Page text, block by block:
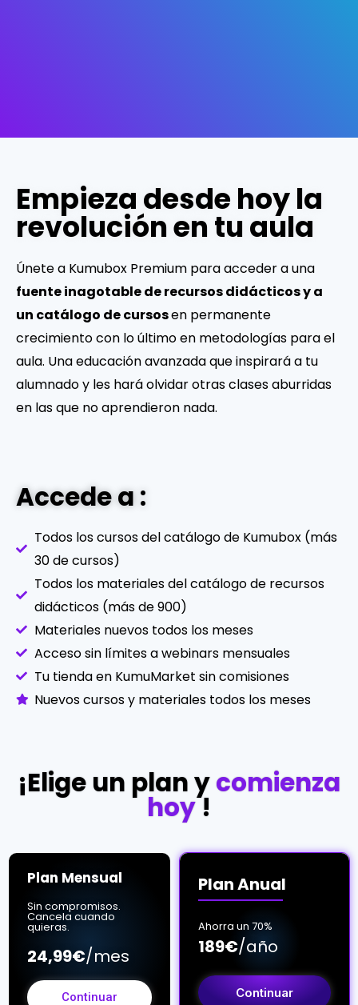
Empieza desde hoy la
revolución en tu aula
Únete a Kumubox Premium para acceder a una
fuente inagotable de recursos didácticos y a
un catálogo de cursosen permanente
crecimiento con lo último en metodologías para el
aula. Una educación avanzada que inspirará a tu
alumnado y les hará olvidar otras clases aburridas
en las que no aprendieron nada.
Accede a :
Todos los cursos del catálogo de Kumubox (más
30 de cursos)
Todos los materiales del catálogo de recursos
didácticos (más de 900)
Materiales nuevos todos los meses
Acceso sin límites a webinars mensuales
Tu tienda en KumuMarket sin comisiones
Nuevos cursos y materiales todos los meses
¡Elige un plan ycomienza
hoy!
Plan Mensual
Sin compromisos.
Cancela cuando
quieras.
24,99€/mes
Continuar
Plan Anual
Ahorra un 70%
189€/año
Continuar